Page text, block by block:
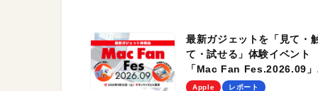
最新ガジェットを「見て・
て・試せる」体験イベント
「Mac Fan Fes.2026.09」
を、9月26日（土）に開催
Apple レポート